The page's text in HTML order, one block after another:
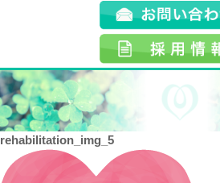
rehabilitation_img_5